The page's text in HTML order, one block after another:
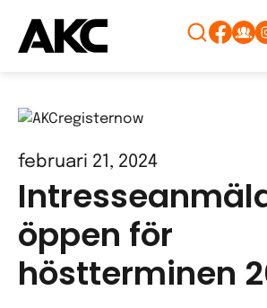
Gå
februari 21, 2024
öppen för
höstterminen